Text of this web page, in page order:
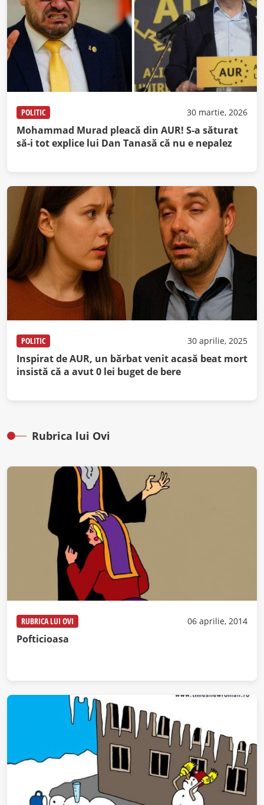
POLITIC 30 martie, 2026
Mohammad Murad pleacă din AUR! S-a săturat
să-i tot explice lui Dan Tanasă că nu e nepalez
POLITIC 30 aprilie, 2025
Inspirat de AUR, un bărbat venit acasă beat mort
insistă că a avut 0 lei buget de bere
Rubrica lui Ovi
RUBRICA LUI OVI 06 aprilie, 2014
Pofticioasa